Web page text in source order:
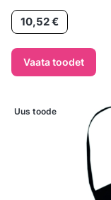
Hind10,52 €
Vaata toodet
Uus toode